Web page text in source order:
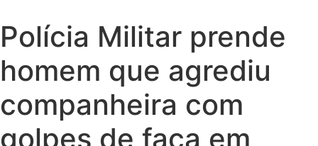
Polícia Militar prende
homem que agrediu
companheira com
golpes de faca em